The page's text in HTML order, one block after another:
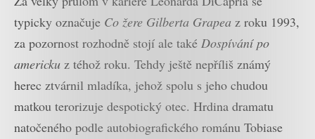
typicky označuje Co žere Gilberta Grapea z roku 1993,
za pozornost rozhodně stojí ale také Dospívání po
americku z téhož roku. Tehdy ještě nepříliš známý
herec ztvárnil mladíka, jehož spolu s jeho chudou
matkou terorizuje despotický otec. Hrdina dramatu
natočeného podle autobiografického románu Tobiase